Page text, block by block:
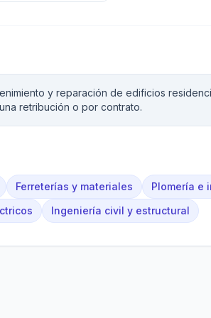
y reparación de edificios
retribución o por contrato.
Ferreterías y materiales
Plomería e
Ingeniería civil y estructural